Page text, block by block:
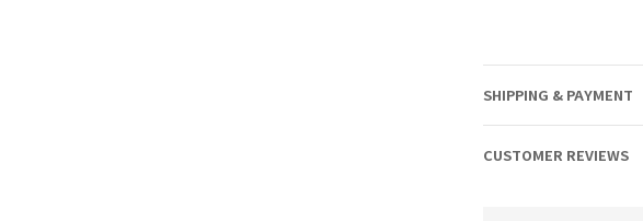
SHIPPING & PAYMENT
CUSTOMER REVIEWS